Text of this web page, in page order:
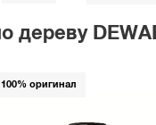
дереву
100% оригинал